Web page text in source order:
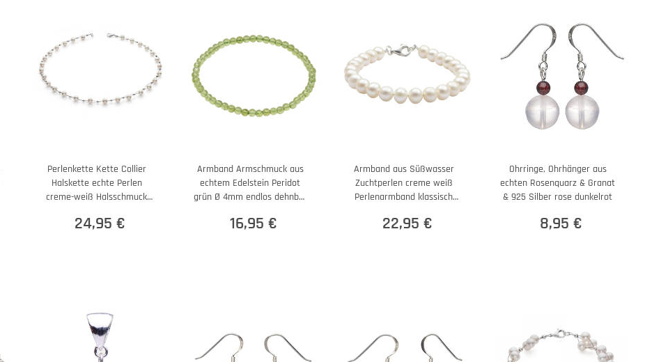
Perlenkette Kette Collier
Halskette echte Perlen
creme-weiß Halsschmuck
24,95 €
Armband Armschmuck aus
echtem Edelstein Peridot
grün Ø 4mm endlos dehnbar
16,95 €
Armband aus Süßwasser
Zuchtperlen creme weiß
Perlenarmband klassisch
22,95 €
Ohrringe, Ohrhänger aus
echten Rosenquarz & Granat
& 925 Silber rose dunkelrot
8,95 €